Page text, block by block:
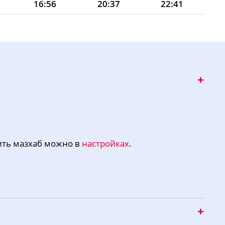
16:56 20:37
22:41
20:20
мазхаб можно в настройках.